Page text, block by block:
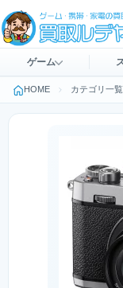
ゲーム
HOME カテゴリ一覧